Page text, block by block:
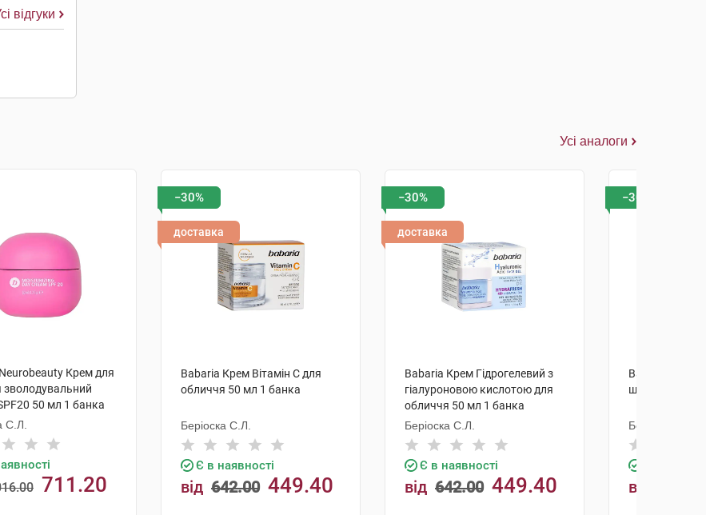
відгуки
Усі аналоги
Крем для
зволодувальний
50 мл 1 банка
С.Л.
711.20
−30%
доставка
Babaria Крем Вітамін С для
обличчя 50 мл 1 банка
Беріоска С.Л.
Є в наявності
від 642.00 449.40
−30%
доставка
Babaria Крем Гідрогелевий з
гіалуроновою кислотою для
обличчя 50 мл 1 банка
Беріоска С.Л.
Є в наявності
від 642.00 449.40
−30%
Babaria Крем
шкіри
Беріоска С.Л.
від